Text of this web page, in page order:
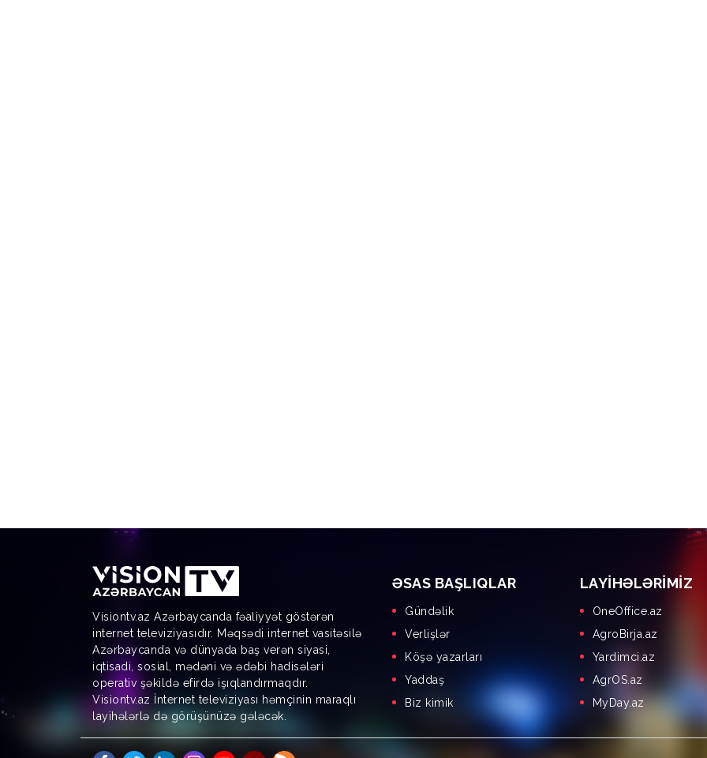
Visiontv.az Azərbaycanda fəaliyyət göstərən
internet televiziyasıdır. Məqsədi internet vasitəsilə
Azərbaycanda və dünyada baş verən siyasi,
iqtisadi, sosial, mədəni və ədəbi hadisələri
operativ şəkildə efirdə işıqlandırmaqdır.
Visiontv.az İnternet televiziyası həmçinin maraqlı
layihələrlə də görüşünüzə gələcək.
ƏSAS BAŞLIQLAR
Gündəlik
Verlişlər
Köşə yazarları
Yaddaş
Biz kimik
LAYIHƏLƏRIMIZ
OneOffice.az
AgroBirja.az
Yardimci.az
AgrOS.az
MyDay.az